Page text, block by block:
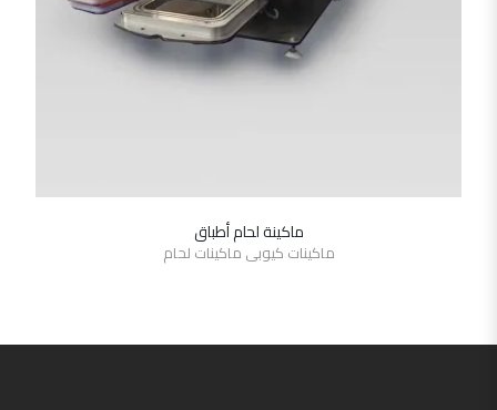
SHOW DETAILS
ماكينة لحام أطباق
ماكينات كيوبى ماكينات لحام